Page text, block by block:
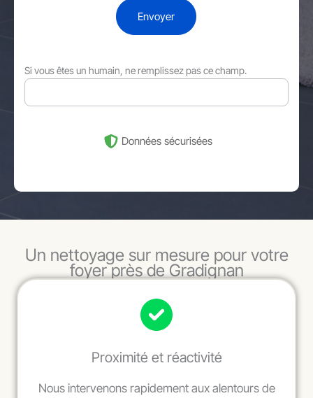
Envoyer
Si vous êtes un humain, ne remplissez pas ce champ.
Données sécurisées
Un nettoyage sur mesure pour votre
foyer près de Gradignan
Proximité et réactivité
Nous intervenons rapidement aux alentours de